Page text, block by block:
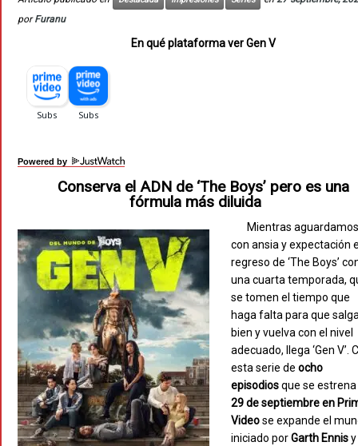
porFuranu
En qué plataforma ver Gen V
Powered by
Conserva el ADN de ‘The Boys’ pero es una
fórmula más diluida
Mientras
con ansia y expectación
regreso de ‘The Boys’
una cuarta temporada,
se tomen el tiempo que
haga falta para que
bien y vuelva con el nivel
adecuado, llega ‘Gen V’.
esta serie deocho
episodiosque se
29 de septiembre en
Videose expande el
iniciado porGarth Ennisy